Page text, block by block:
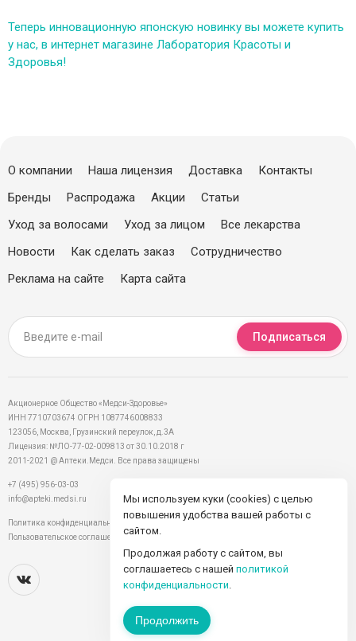
Теперь инновационную японскую новинку вы можете купить
у нас, в интернет магазине Лаборатория Красоты и
Здоровья!
О компании Наша лицензия Доставка
Контакты
Бренды
Распродажа Акции
Статьи
Уход за волосами
Уход за лицом
Все лекарства
Новости
Как сделать заказ
Сотрудничество
Реклама на сайте
Карта сайта
Подписаться
Акционерное Общество «Медси-Здоровье»
ИНН 7710703674 ОГРН 1087746008833
123056, Москва, Грузинский переулок, д.3А
Лицензия: №ЛО-77-02-009813 от 30.10.2018 г
2011-2021 @ Аптеки.Медси. Все права защищены
+7 (495) 956-03-03
info@apteki.medsi.ru
Политика конфиденциальности
Пользовательское соглашение
Мы используем куки (cookies) с целью
повышения удобства вашей работы с
сайтом.
Продолжая работу с сайтом, вы
соглашаетесь с нашей политикой
конфиденциальности
Продолжить